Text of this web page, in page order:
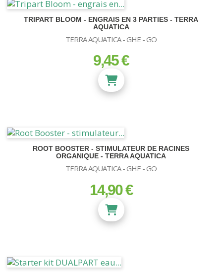
TRIPART BLOOM - ENGRAIS EN 3 PARTIES - TERRA
AQUATICA
TERRA AQUATICA - GHE - GO
prix
9,45 €
ROOT BOOSTER - STIMULATEUR DE RACINES
ORGANIQUE - TERRA AQUATICA
TERRA AQUATICA - GHE - GO
prix
14,90 €